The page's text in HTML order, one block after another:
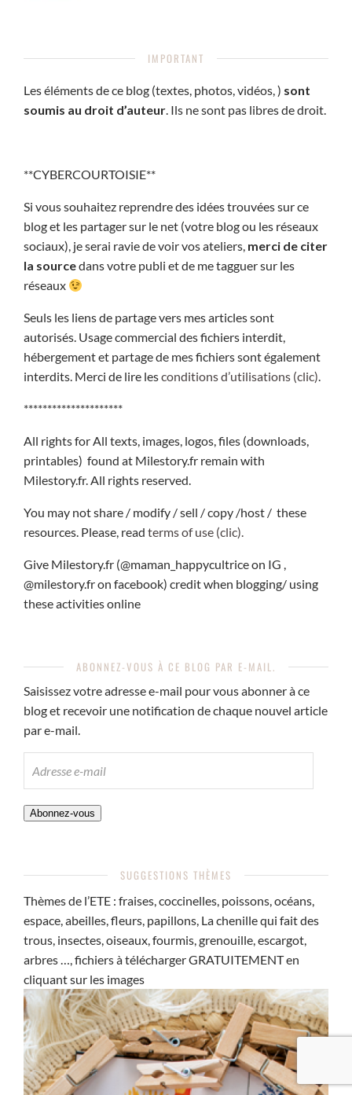
IMPORTANT
Les éléments de ce blog (textes, photos, vidéos, ) sont
soumis au droit d’auteur. Ils ne sont pas libres de droit.
**CYBERCOURTOISIE**
Si vous souhaitez reprendre des idées trouvées sur ce
blog et les partager sur le net (votre blog ou les réseaux
sociaux), je serai ravie de voir vos ateliers, merci de citer
la sourcedans votre publi et de me tagguer sur les
réseaux
Seuls les liens de partage vers mes articles sont
autorisés. Usage commercial des fichiers interdit,
hébergement et partage de mes fichiers sont également
interdits. Merci de lire lesconditions d’utilisations (clic).
*********************
All rights for All texts, images, logos, files (downloads,
printables) found at Milestory.fr remain with
Milestory.fr. All rights reserved.
You may not share / modify / sell / copy /host / these
resources. Please, read terms of use (clic).
Give Milestory.fr (@maman_happycultrice on IG ,
@milestory.fr on facebook) credit when blogging/ using
these activities online
ABONNEZ-VOUS À CE BLOG PAR E-MAIL.
Saisissez votre adresse e-mail pour vous abonner à ce
blog et recevoir une notification de chaque nouvel article
par e-mail.
MAIL
Abonnez-vous
SUGGESTIONS THÈMES
Thèmes de l’ETE : fraises, coccinelles, poissons, océans,
espace, abeilles, fleurs, papillons, La chenille qui fait des
trous, insectes, oiseaux, fourmis, grenouille, escargot,
arbres …, fichiers à télécharger GRATUITEMENT en
cliquant sur les images